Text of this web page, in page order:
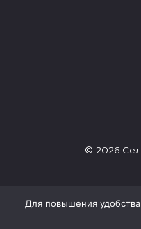
© 2026
Для повышения